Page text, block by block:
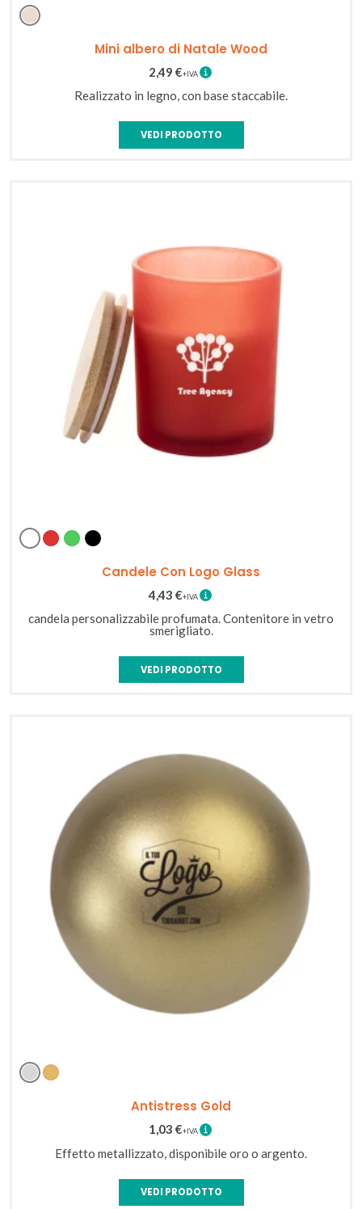
Naturale
Mini albero di Natale Wood
2,49 €
Realizzato in legno, con base staccabile.
VEDI PRODOTTO
Bianco
RossoVerdeNero
Candele Con Logo Glass
4,43 €
candela personalizzabile profumata. Contenitore in vetro
smerigliato.
VEDI PRODOTTO
Argento
Oro
Antistress Gold
1,03 €
Effetto metallizzato, disponibile oro o argento.
VEDI PRODOTTO